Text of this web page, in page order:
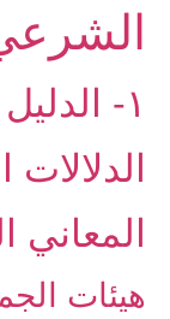
۱- الدليل الشرعيّ اللفظي‏
المعاني
هيئات